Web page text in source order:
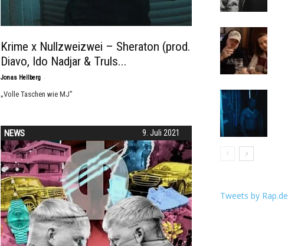
Krime x Nullzweizwei – Sheraton (prod.
Diavo, Ido Nadjar & Truls...
Jonas Hellberg -
„Volle Taschen wie MJ”
9. Juli 2021
NEWS
Tweets by Rap.de